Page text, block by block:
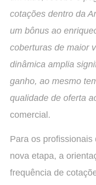
cotações dentro da
um bônus ao
coberturas de maior
dinâmica amplia
ganho, ao mesmo
qualidade de oferta
comercial.
Para os
nova etapa, a
frequência de